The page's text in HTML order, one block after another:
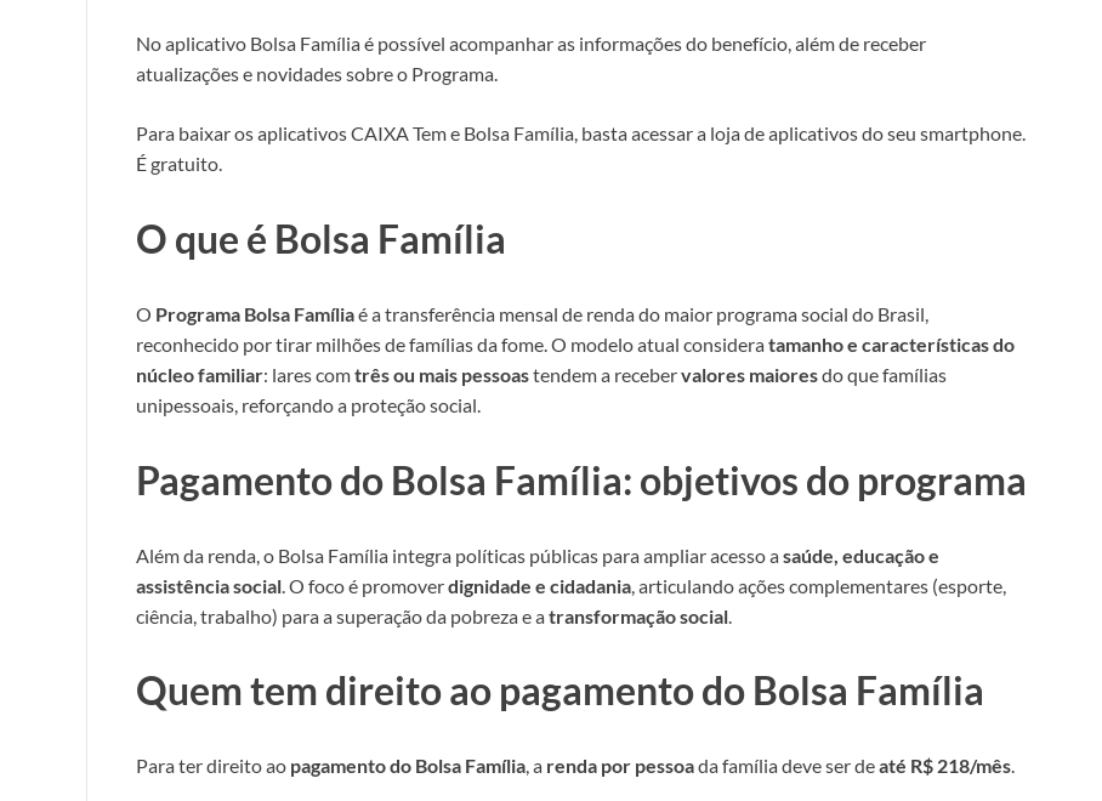
No aplicativo Bolsa Família é possível acompanhar as informações do benefício, além de receber
atualizações e novidades sobre o Programa.
Para baixar os aplicativos CAIXA Tem e Bolsa Família, basta acessar a loja de aplicativos do seu smartphone.
É gratuito.
O que é Bolsa Família
O Programa Bolsa Famíliaé a transferência mensal de renda do maior programa social do Brasil,
reconhecido por tirar milhões de famílias da fome. O modelo atual consideratamanho e características do
núcleo familiar: lares comtrês ou mais pessoastendem a recebervalores maioresdo que famílias
unipessoais, reforçando a proteção social.
Pagamento do Bolsa Família: objetivos do programa
Além da renda, o Bolsa Família integra políticas públicas para ampliar acesso asaúde, educação e
assistência social . O foco é promoverdignidade e cidadania , articulando ações complementares (esporte,
ciência, trabalho) para a superação da pobreza e atransformação social
Quem tem direito ao pagamento do Bolsa Família
Para ter direito ao pagamento do Bolsa Família, a renda por pessoada família deve ser deaté R$ 218/mês.